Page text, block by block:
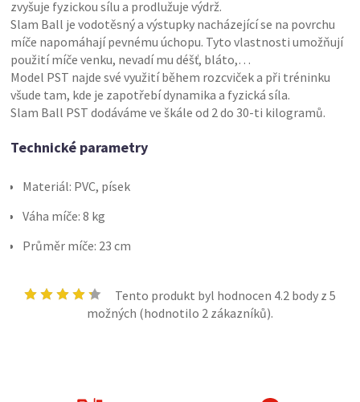
zvyšuje fyzickou sílu a prodlužuje výdrž.
Slam Ball je vodotěsný a výstupky nacházející se na povrchu
míče napomáhají pevnému úchopu. Tyto vlastnosti umožňují
použití míče venku, nevadí mu déšť, bláto,…
Model PST najde své využití během rozcviček a při tréninku
všude tam, kde je zapotřebí dynamika a fyzická síla.
Slam Ball PST dodáváme ve škále od 2 do 30-ti kilogramů.
Technické parametry
Materiál: PVC, písek
Váha míče: 8 kg
Průměr míče: 23 cm
Tento produkt byl hodnocen 4.2body z 5
možných (hodnotilo 2zákazníků).